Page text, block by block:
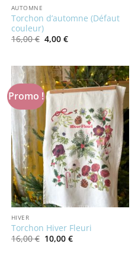
AUTOMNE
Torchon d’automne (Défaut
couleur)
16,00€ Le
prix
16,00 €.
4,00 €Le
4,00 €.
Promo !
HIVER
Torchon Hiver Fleuri
16,00€ Le
prix
10,00 €Le